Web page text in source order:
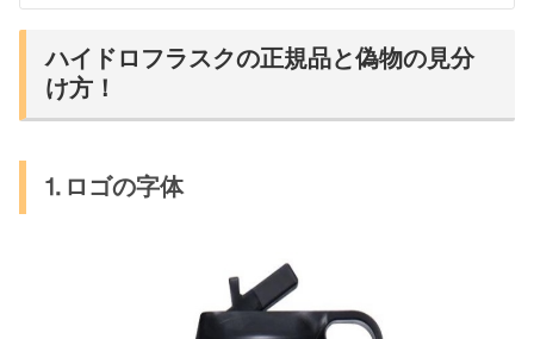
ハイドロフラスクの正規品と偽物の見分
け方！
⒈ロゴの字体